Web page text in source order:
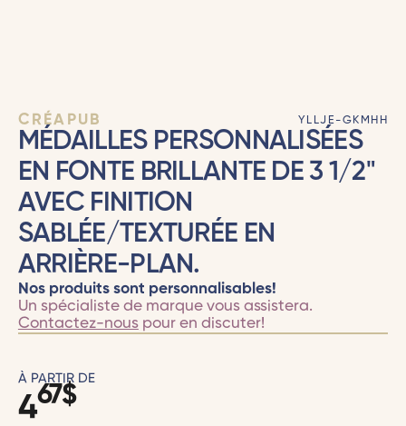
CRÉAPUB YLLJE-GKMHH
MÉDAILLES PERSONNALISÉES
EN FONTE BRILLANTE DE 3 1/2"
AVEC FINITION
SABLÉE/TEXTURÉE EN
ARRIÈRE-PLAN.
Nos produits sont personnalisables!
Un spécialiste de marque vous assistera.
Contactez-nouspour en discuter!
À PARTIR DE
467$